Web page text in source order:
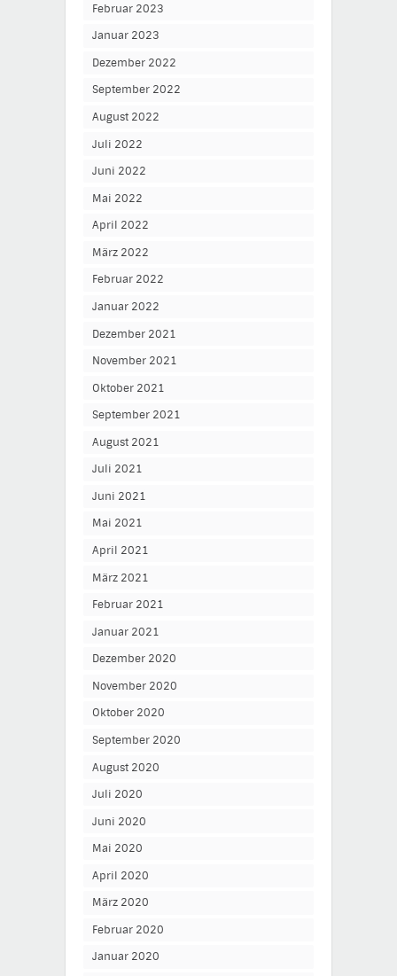
Februar 2023
Januar 2023
Dezember 2022
September 2022
August 2022
Juli 2022
Juni 2022
Mai 2022
April 2022
März 2022
Februar 2022
Januar 2022
Dezember 2021
November 2021
Oktober 2021
September 2021
August 2021
Juli 2021
Juni 2021
Mai 2021
April 2021
März 2021
Februar 2021
Januar 2021
Dezember 2020
November 2020
Oktober 2020
September 2020
August 2020
Juli 2020
Juni 2020
Mai 2020
April 2020
März 2020
Februar 2020
Januar 2020